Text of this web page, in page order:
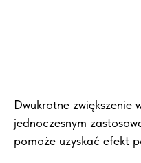
Dwukrotne zwiększenie
jednoczesnym
pomoże uzyskać efekt